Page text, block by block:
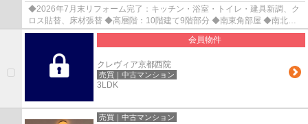
◆2026年7月末リフォーム完了：キッチン・浴室・トイレ・建具新調、ク
ロス貼替、床材張替 ◆高層階：10階建て9階部分 ◆南東角部屋 ◆南北両
面バルコニー ◆全居室収納付、採光有 ◆イオンモ...
会員物件
クレヴィア京都西院
売買｜中古マンション
3LDK
売買｜中古マンション